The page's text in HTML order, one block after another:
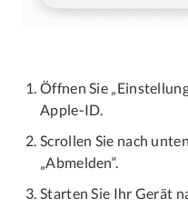
Öffnen Sie
Apple-ID.
Scrollen Sie nach
„Abmelden“.
Starten Sie Ihr Gerät